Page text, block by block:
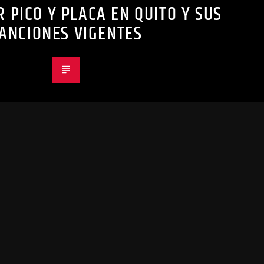
PICO Y PLACA EN QUITO Y SUS
VIGENTES